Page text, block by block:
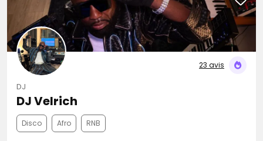
23 avis
DJ
DJ Velrich
Disco Afro RNB